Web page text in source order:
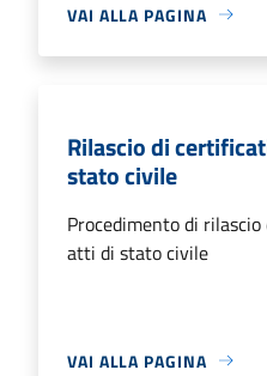
VAI ALLA PAGINA
Rilascio di
stato civile
Procedimento di
atti di stato civile
VAI ALLA PAGINA